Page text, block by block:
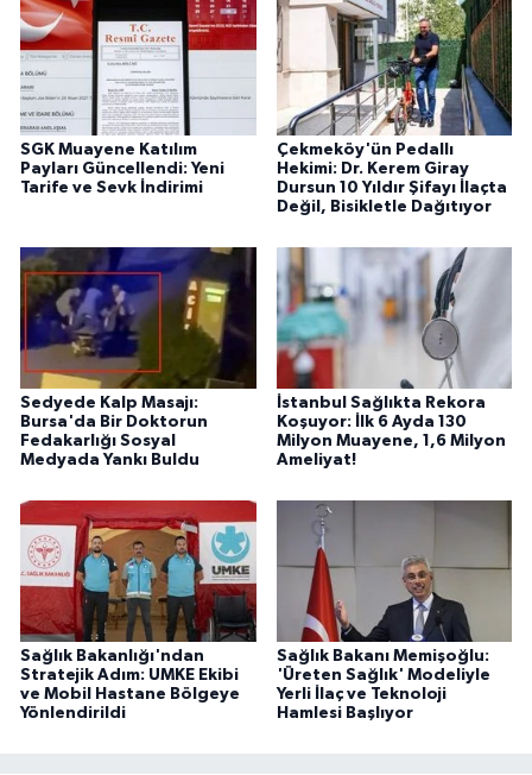
SGK Muayene Katılım
Payları Güncellendi: Yeni
Tarife ve Sevk İndirimi
Çekmeköy'ün Pedallı
Hekimi: Dr. Kerem Giray
Dursun 10 Yıldır Şifayı İlaçta
Değil, Bisikletle Dağıtıyor
Sedyede Kalp Masajı:
Bursa'da Bir Doktorun
Fedakarlığı Sosyal
Medyada Yankı Buldu
İstanbul Sağlıkta Rekora
Koşuyor: İlk 6 Ayda 130
Milyon Muayene, 1,6 Milyon
Ameliyat!
Sağlık Bakanlığı'ndan
Stratejik Adım: UMKE Ekibi
ve Mobil Hastane Bölgeye
Yönlendirildi
Sağlık Bakanı Memişoğlu:
'Üreten Sağlık' Modeliyle
Yerli İlaç ve Teknoloji
Hamlesi Başlıyor